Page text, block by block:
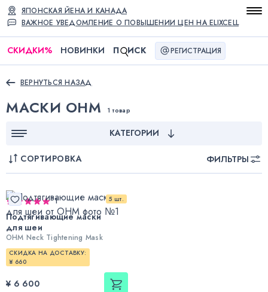
ВАЖНОЕ УВЕДОМЛЕНИЕ О ПОВЫШЕНИИ ЦЕН НА ELIXCELL
ЯПОНСКАЯ ЙЕНА И КАНАДА
СКИДКИ% НОВИНКИ П ИСК РЕГИСТРАЦИЯ
ВЕРНУТЬСЯ НАЗАД
МАСКИ OHM 1 товар
КАТЕГОРИИ
СОРТИРОВКА ФИЛЬТРЫ
5 шт.
1
Подтягивающие маски
для шеи
OHM Neck Tightening Mask
СКИДКА НА ДОСТАВКУ:
¥ 660
¥ 6 600